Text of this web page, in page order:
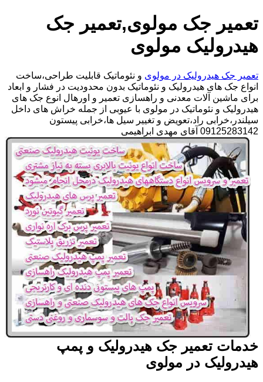
تعمیر جک مولوی,تعمیر جک
هیدرولیک مولوی
تعمیر جک هیدرولیک در مولوی و نئوماتیک قابلیت طراحی،ساخت
انواع جک های هیدرولیک و نئوماتیک بدون محدودیت در فشار و ابعاد
برای ماشین آلات معدنی و راهسازی تعمیر و اورهال انوع جک های
هیدرولیک و نئوماتیک در مولوی با عیوبی از جمله خراش های داخل
سیلندر،خرابی راد،تعویض و تغییر سیل ها،خرابی پیستون
09125283142 آقای مهدی ابراهیمی
خدمات تعمیر جک هیدرولیک و پمپ
هیدرولیک در مولوی